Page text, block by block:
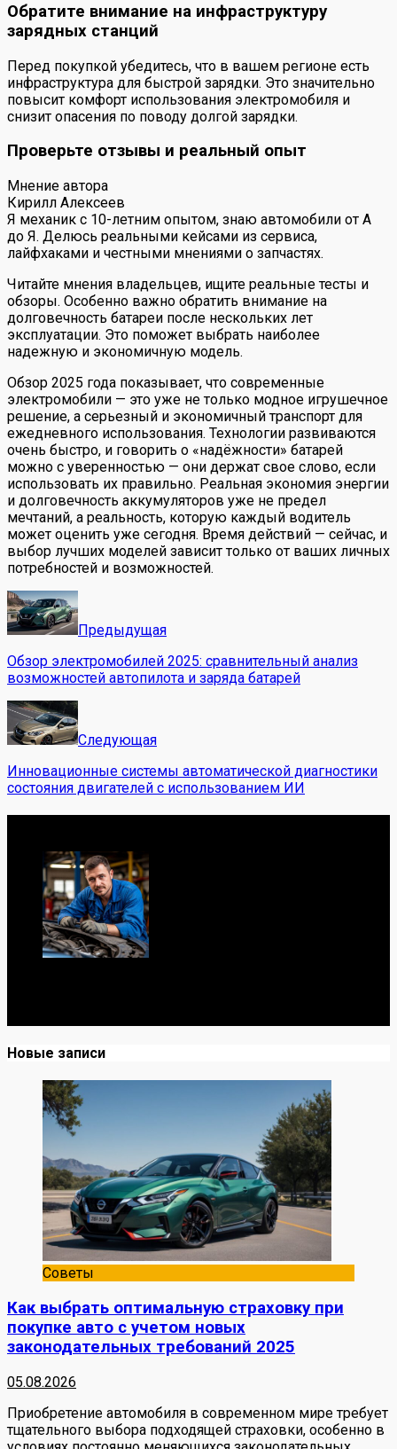
Обратите внимание на инфраструктуру
зарядных станций
Перед покупкой убедитесь, что в вашем регионе есть
инфраструктура для быстрой зарядки. Это значительно
повысит комфорт использования электромобиля и
снизит опасения по поводу долгой зарядки.
Проверьте отзывы и реальный опыт
Мнение автора
Кирилл Алексеев
Я механик с 10-летним опытом, знаю автомобили от А
до Я. Делюсь реальными кейсами из сервиса,
лайфхаками и честными мнениями о запчастях.
Читайте мнения владельцев, ищите реальные тесты и
обзоры. Особенно важно обратить внимание на
долговечность батареи после нескольких лет
эксплуатации. Это поможет выбрать наиболее
надежную и экономичную модель.
Обзор 2025 года показывает, что современные
электромобили — это уже не только модное игрушечное
решение, а серьезный и экономичный транспорт для
ежедневного использования. Технологии развиваются
очень быстро, и говорить о «надёжности» батарей
можно с уверенностью — они держат свое слово, если
использовать их правильно. Реальная экономия энергии
и долговечность аккумуляторов уже не предел
мечтаний, а реальность, которую каждый водитель
может оценить уже сегодня. Время действий — сейчас, и
выбор лучших моделей зависит только от ваших личных
потребностей и возможностей.
Предыдущая
Обзор электромобилей 2025: сравнительный анализ
возможностей автопилота и заряда батарей
Следующая
Инновационные системы автоматической диагностики
состояния двигателей с использованием ИИ
Новые записи
Советы
Как выбрать оптимальную страховку при
покупке авто с учетом новых
законодательных требований 2025
05.08.2026
Приобретение автомобиля в современном мире требует
тщательного выбора подходящей страховки, особенно в